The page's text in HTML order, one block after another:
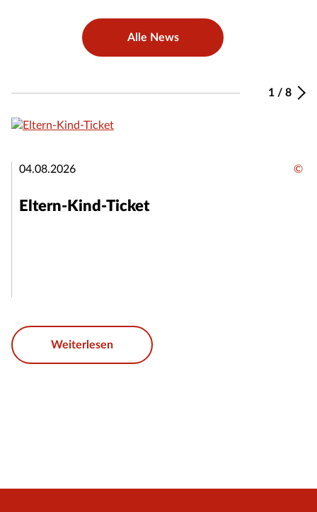
Alle News
04.08.2026 ©
Eltern-Kind-Ticket
Weiterlesen
1 / 8